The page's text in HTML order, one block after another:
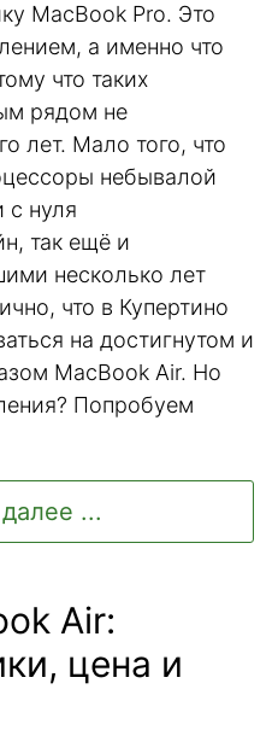
MacBook Pro. Это
а именно что
что таких
рядом не
лет. Мало того, что
небывалой
с нуля
так ещё и
несколько лет
что в Купертино
на достигнутом и
MacBook Air. Но
Попробуем
...
Air:
цена и